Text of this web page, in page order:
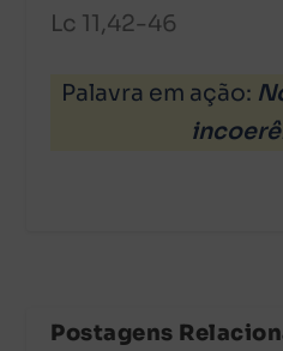
Lc 11,42-46
Palavra em ação:
Postagens